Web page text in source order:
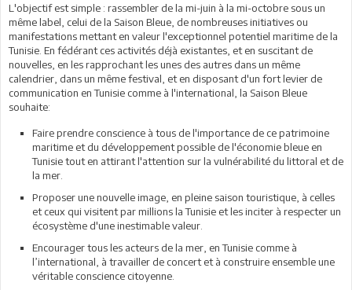
L'objectif est simple : rassembler de la mi-juin à la mi-octobre sous un
même label, celui de la Saison Bleue, de nombreuses initiatives ou
manifestations mettant en valeur l'exceptionnel potentiel maritime de la
Tunisie. En fédérant ces activités déjà existantes, et en suscitant de
nouvelles, en les rapprochant les unes des autres dans un même
calendrier, dans un même festival, et en disposant d'un fort levier de
communication en Tunisie comme à l'international, la Saison Bleue
souhaite:
Faire prendre conscience à tous de l'importance de ce patrimoine
maritime et du développement possible de l'économie bleue en
Tunisie tout en attirant l'attention sur la vulnérabilité du littoral et de
la mer.
Proposer une nouvelle image, en pleine saison touristique, à celles
et ceux qui visitent par millions la Tunisie et les inciter à respecter un
écosystème d'une inestimable valeur.
Encourager tous les acteurs de la mer, en Tunisie comme à
l’international, à travailler de concert et à construire ensemble une
véritable conscience citoyenne.